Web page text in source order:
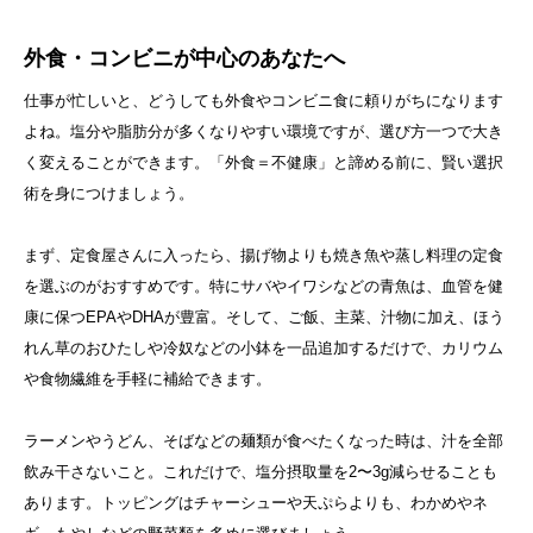
外食・コンビニが中心のあなたへ
仕事が忙しいと、どうしても外食やコンビニ食に頼りがちになります
よね。塩分や脂肪分が多くなりやすい環境ですが、選び方一つで大き
く変えることができます。「外食＝不健康」と諦める前に、賢い選択
術を身につけましょう。
まず、定食屋さんに入ったら、揚げ物よりも焼き魚や蒸し料理の定食
を選ぶのがおすすめです。特にサバやイワシなどの青魚は、血管を健
康に保つEPAやDHAが豊富。そして、ご飯、主菜、汁物に加え、ほう
れん草のおひたしや冷奴などの小鉢を一品追加するだけで、カリウム
や食物繊維を手軽に補給できます。
ラーメンやうどん、そばなどの麺類が食べたくなった時は、汁を全部
飲み干さないこと。これだけで、塩分摂取量を2〜3g減らせることも
あります。トッピングはチャーシューや天ぷらよりも、わかめやネ